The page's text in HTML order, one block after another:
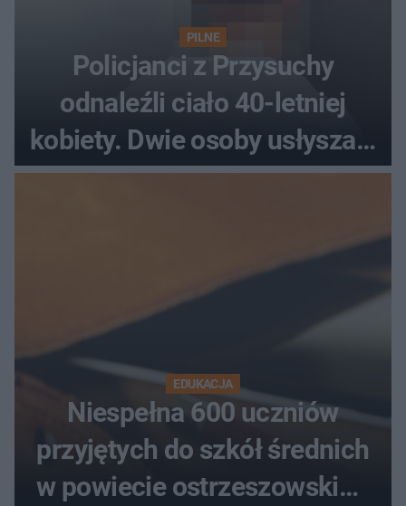
PILNE
Policjanci z Przysuchy
odnaleźli ciało 40-letniej
kobiety. Dwie osoby usłyszały
zarzut zabójstwa
EDUKACJA
Niespełna 600 uczniów
przyjętych do szkół średnich
w powiecie ostrzeszowskim.